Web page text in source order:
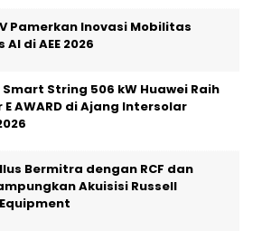
Pamerkan Inovasi Mobilitas
di AEE 2026
String 506 kW Huawei Raih
AWARD di Ajang Intersolar
Bermitra dengan RCF dan
Akuisisi Russell